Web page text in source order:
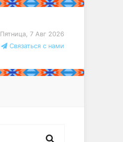
Пятница, 7 Авг 2026
Связаться с нами